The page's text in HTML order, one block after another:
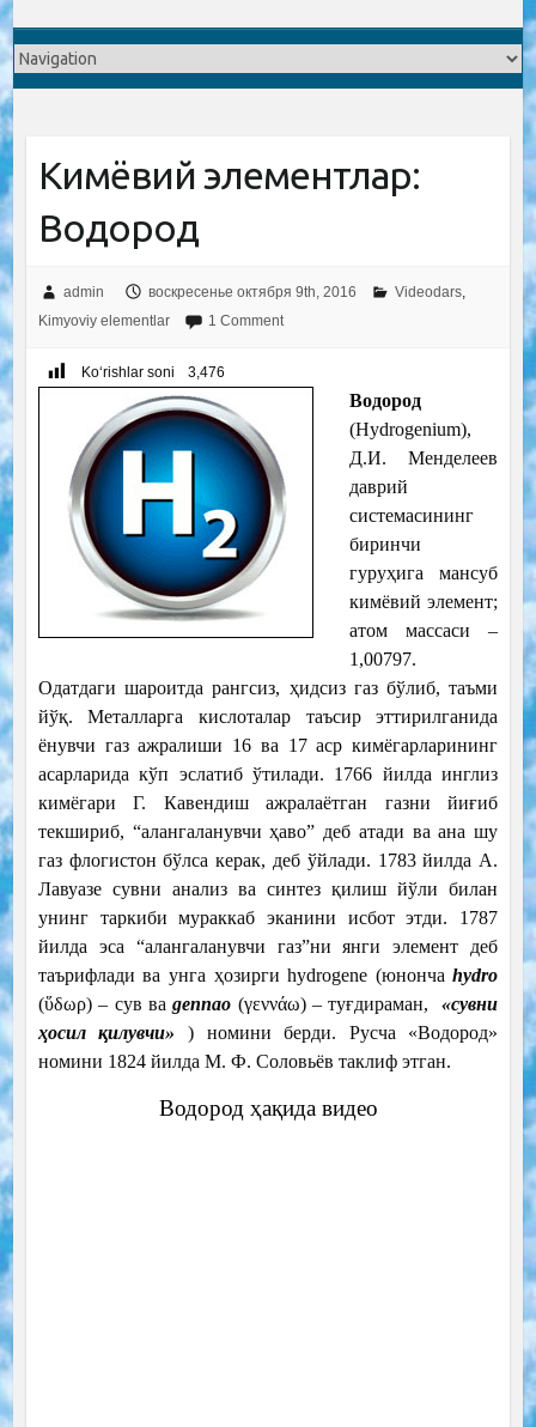
Кимёвий элементлар:
Водород
admin воскресенье октября 9th, 2016 Videodars,
Kimyoviy elementlar
1 Comment
Ko‘rishlar soni 3,476
Водород
(Hydrogenium),
Д.И. Менделеев
даврий
системасининг
биринчи
гуруҳига мансуб
кимёвий элемент;
атом массаси –
1,00797.
Одатдаги шароитда рангсиз, ҳидсиз газ бўлиб, таъми
йўқ. Металларга кислоталар таъсир эттирилганида
ёнувчи газ ажралиши 16 ва 17 аср кимёгарларининг
асарларида кўп эслатиб ўтилади. 1766 йилда инглиз
кимёгари Г. Кавендиш ажралаётган газни йиғиб
текшириб, “алангаланувчи ҳаво” деб атади ва ана шу
газ флогистон бўлса керак, деб ўйлади. 1783 йилда А.
Лавуазе сувни анализ ва синтез қилиш йўли билан
унинг таркиби мураккаб эканини исбот этди. 1787
йилда эса “алангаланувчи газ”ни янги элемент деб
таърифлади ва унга ҳозирги hydrogene (юнончаhydro
(ὕδωρ) – сув ваgennao (γεννάω) – туғдираман,«сувни
ҳосил қилувчи» ) номини берди. Русча «Водород»
номини 1824 йилда М. Ф. Соловьёв таклиф этган.
Водород ҳақида видео